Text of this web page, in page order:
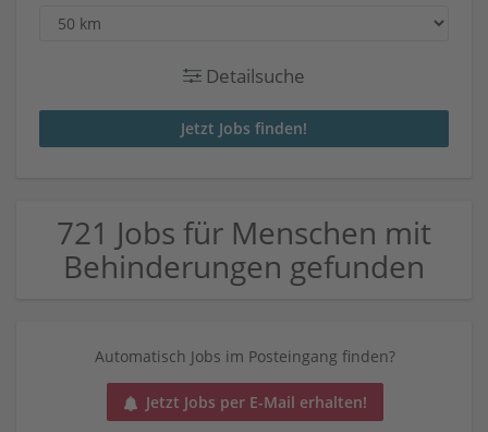
Detailsuche
721 Jobs für Menschen mit
Behinderungen gefunden
Automatisch Jobs im Posteingang finden?
Jetzt Jobs per E-Mail erhalten!